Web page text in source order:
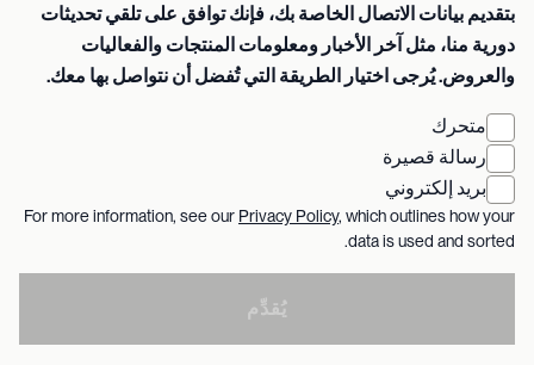
بتقديم بيانات الاتصال الخاصة بك، فإنك توافق على تلقي تحديثات
دورية منا، مثل آخر الأخبار ومعلومات المنتجات والفعاليات
والعروض. يُرجى اختيار الطريقة التي تُفضل أن نتواصل بها معك.
متحرك
رسالة قصيرة
بريد إلكتروني
For more information, see our Privacy Policy, which outlines how your
data is used and sorted.
يُقدِّم